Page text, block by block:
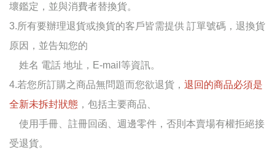
壞鑑定，並與消費者替換貨。
3.所有要辦理退貨或換貨的客戶皆需提供 訂單號碼，退換貨
原因，並告知您的
姓名 電話 地址，E-mail等資訊。
4.若您所訂購之商品無問題而您欲退貨， 退回的商品必須是
全新未拆封狀態 ，包括主要商品、
使用手冊、註冊回函、週邊零件，否則本賣場有權拒絕接
受退貨。